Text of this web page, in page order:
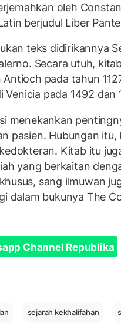
oleh
berjudul Liber
teks didirikannya
Secara utuh,
pada tahun
pada 1492 dan
menekankan
pasien. Hubungan itu,
Kitab itu
yang berkaitan
sang ilmuwan
dalam bukunya The
Channel Republika
sejarah kekhalifahan